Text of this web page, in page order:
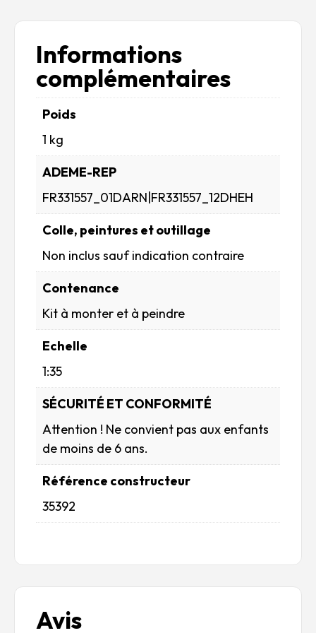
Informations
complémentaires
Poids
1 kg
ADEME-REP
FR331557_01DARN|FR331557_12DHEH
Colle, peintures et outillage
Non inclus sauf indication contraire
Contenance
Kit à monter et à peindre
Echelle
1:35
SÉCURITÉ ET CONFORMITÉ
Attention ! Ne convient pas aux enfants
de moins de 6 ans.
Référence constructeur
35392
Avis